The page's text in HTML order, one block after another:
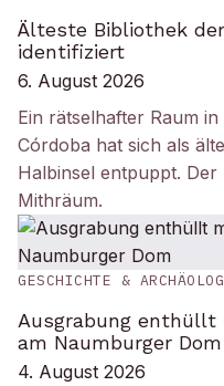
Älteste Bibliothek
identifiziert
6. August 2026
Ein rätselhafter Raum
Córdoba hat sich als
Halbinsel entpuppt.
Mithräum.
GESCHICHTE &
Ausgrabung
am Naumburger Dom
4. August 2026